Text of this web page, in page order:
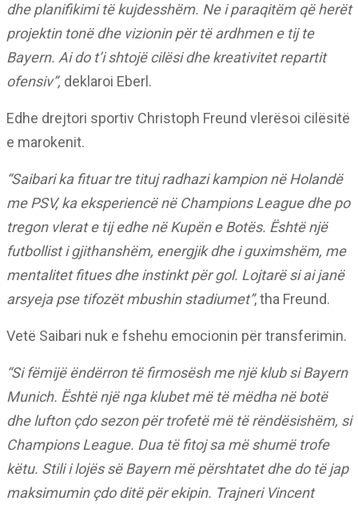
dhe planifikimi të kujdesshëm. Ne i paraqitëm që herët
projektin tonë dhe vizionin për të ardhmen e tij te
Bayern. Ai do t’i shtojë cilësi dhe kreativitet repartit
ofensiv”, deklaroi Eberl.
Edhe drejtori sportiv Christoph Freund vlerësoi cilësitë
e marokenit.
“Saibari ka fituar tre tituj radhazi kampion në Holandë
me PSV, ka eksperiencë në Champions League dhe po
tregon vlerat e tij edhe në Kupën e Botës. Është një
futbollist i gjithanshëm, energjik dhe i guximshëm, me
mentalitet fitues dhe instinkt për gol. Lojtarë si ai janë
arsyeja pse tifozët mbushin stadiumet”, tha Freund.
Vetë Saibari nuk e fshehu emocionin për transferimin.
“Si fëmijë ëndërron të firmosësh me një klub si Bayern
Munich. Është një nga klubet më të mëdha në botë
dhe lufton çdo sezon për trofetë më të rëndësishëm, si
Champions League. Dua të fitoj sa më shumë trofe
këtu. Stili i lojës së Bayern më përshtatet dhe do të jap
maksimumin çdo ditë për ekipin. Trajneri Vincent